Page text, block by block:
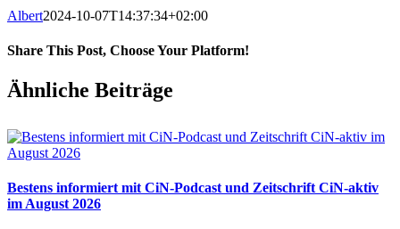
Albert2024-10-07T14:37:34+02:00
Share This Post, Choose Your Platform!
Facebook
X
WhatsApp
Pinterest
E-
Mail
Ähnliche Beiträge
Bestens informiert mit CiN-Podcast und Zeitschrift CiN-aktiv
im August 2026